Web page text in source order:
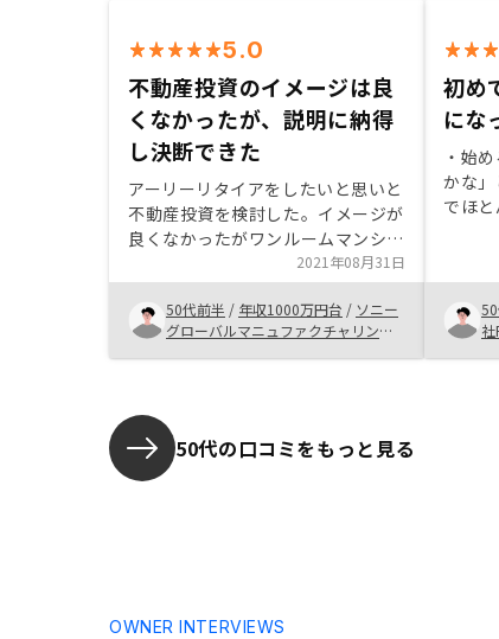
5.0
不動産投資のイメージは良
くなかったが、説明に納得
し決断できた
アーリーリタイアをしたいと思いと
不動産投資を検討した。イメージが
良くなかったがワンルームマンショ
ン、中古物件などの戦略と管理体制
を説明してもらい決断できた
2021年08月31日
50代前半 / 年収1000万円台 / ソニー
グローバルマニュファクチャリング&
初め
にな
・始
かな
でほ
てい
本業
をし
担当
が早
社
50代の口コミをもっと見る
OWNER INTERVIEWS